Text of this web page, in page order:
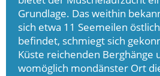
Grundlage. Das weithin
sich etwa 11 Seemeilen
befindet, schmiegt sich
Küste reichenden Berghänge
womöglich mondänster Ort